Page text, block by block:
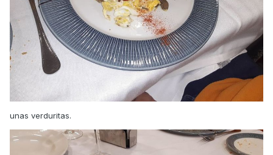
unas verduritas.